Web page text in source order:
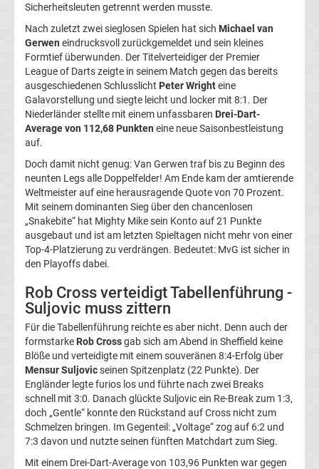
3.
Liga
Tabelle
DFB-
Pokal
Ergebnisse
Champions
Tabelle
Champions
League
Ergebnisse
Sicherheitsleuten getrennt werden musste.
Nach zuletzt zwei sieglosen Spielen hat sich Michael van
Gerwen eindrucksvoll zurückgemeldet und sein kleines
Formtief überwunden. Der Titelverteidiger der Premier
League of Darts zeigte in seinem Match gegen das bereits
ausgeschiedenen Schlusslicht Peter Wrighteine
Galavorstellung und siegte leicht und locker mit 8:1. Der
Niederländer stellte mit einem unfassbaren Drei-Dart-
Average von 112,68 Punkten eine neue Saisonbestleistung
auf.
Doch damit nicht genug: Van Gerwen traf bis zu Beginn des
neunten Legs alle Doppelfelder! Am Ende kam der amtierende
Weltmeister auf eine herausragende Quote von 70 Prozent.
Mit seinem dominanten Sieg über den chancenlosen
„Snakebite“ hat Mighty Mike sein Konto auf 21 Punkte
ausgebaut und ist am letzten Spieltagen nicht mehr von einer
Top-4-Platzierung zu verdrängen. Bedeutet: MvG ist sicher in
den Playoffs dabei.
Rob Cross verteidigt Tabellenführung -
Suljovic muss zittern
Für die Tabellenführung reichte es aber nicht. Denn auch der
formstarke Rob Crossgab sich am Abend in Sheffield keine
Blöße und verteidigte mit einem souveränen 8:4-Erfolg über
Mensur Suljovicseinen Spitzenplatz (22 Punkte). Der
Engländer legte furios los und führte nach zwei Breaks
schnell mit 3:0. Danach glückte Suljovic ein Re-Break zum 1:3,
doch „Gentle“ konnte den Rückstand auf Cross nicht zum
Schmelzen bringen. Im Gegenteil: „Voltage“ zog auf 6:2 und
7:3 davon und nutzte seinen fünften Matchdart zum Sieg.
Mit einem Drei-Dart-Average von 103,96 Punkten war gegen